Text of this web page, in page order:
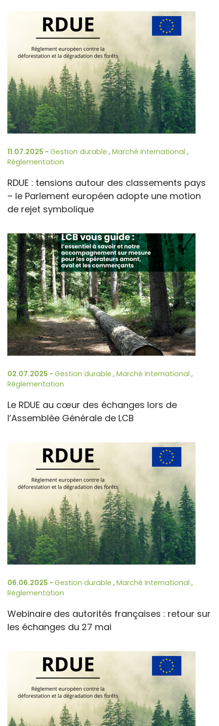
11.07.2025 - Gestion durable , Marché International ,
Réglementation
RDUE : tensions autour des classements pays
– le Parlement européen adopte une motion
de rejet symbolique
02.07.2025 - Gestion durable , Marché International ,
Réglementation
Le RDUE au cœur des échanges lors de
l’Assemblée Générale de LCB
06.06.2025 - Gestion durable , Marché International ,
Réglementation
Webinaire des autorités françaises : retour sur
les échanges du 27 mai